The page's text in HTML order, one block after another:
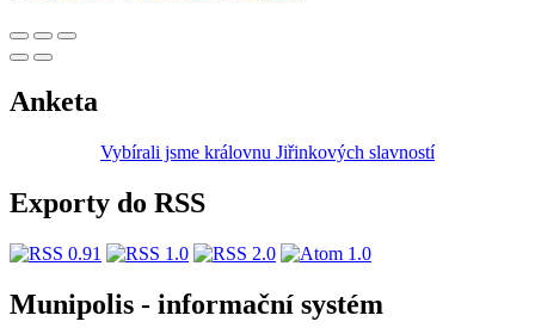
Anketa
Vybírali jsme královnu Jiřinkových slavností
Exporty do RSS
Munipolis - informační systém